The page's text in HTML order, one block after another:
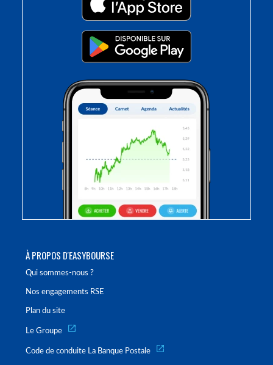
À PROPOS D'EASYBOURSE
Qui sommes-nous ?
Nos engagements RSE
Plan du site
Le Groupe
Code de conduite La Banque Postale